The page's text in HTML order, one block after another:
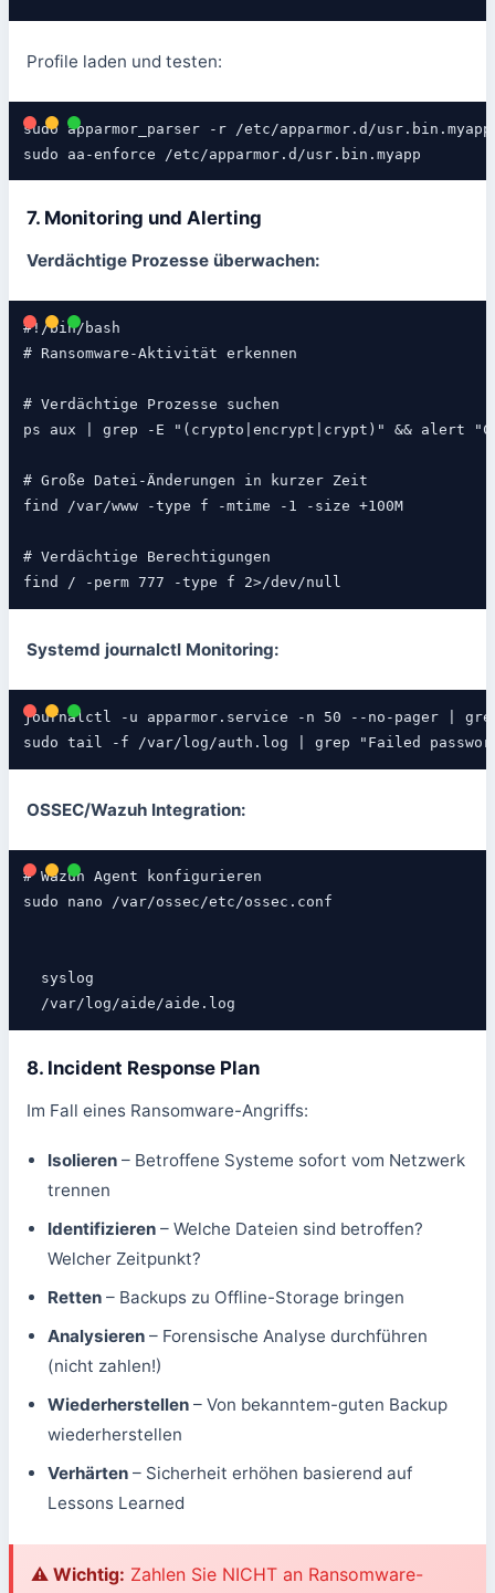
Profile laden und testen:
sudo apparmor_parser -r /etc/apparmor.d/usr.bin.myapp
sudo aa-enforce /etc/apparmor.d/usr.bin.myapp
7. Monitoring und Alerting
Verdächtige Prozesse überwachen:
#!/bin/bash
# Ransomware-Aktivität erkennen
# Verdächtige Prozesse suchen
ps aux | grep -E "(crypto|encrypt|crypt)" && alert
# Große Datei-Änderungen in kurzer Zeit
find /var/www -type f -mtime -1 -size +100M
# Verdächtige Berechtigungen
find / -perm 777 -type f 2>/dev/null
Systemd journalctl Monitoring:
journalctl -u apparmor.service -n 50 --no-pager | grep
sudo tail -f /var/log/auth.log | grep "Failed
OSSEC/Wazuh Integration:
# Wazuh Agent konfigurieren
sudo nano /var/ossec/etc/ossec.conf
syslog
/var/log/aide/aide.log
8. Incident Response Plan
Im Fall eines Ransomware-Angriffs:
Isolieren – Betroffene Systeme sofort vom Netzwerk
trennen
Identifizieren – Welche Dateien sind betroffen?
Welcher Zeitpunkt?
Retten – Backups zu Offline-Storage bringen
Analysieren – Forensische Analyse durchführen
(nicht zahlen!)
Wiederherstellen – Von bekanntem-guten Backup
wiederherstellen
Verhärten – Sicherheit erhöhen basierend auf
Lessons Learned
⚠️ Wichtig: Zahlen Sie NICHT an Ransomware-